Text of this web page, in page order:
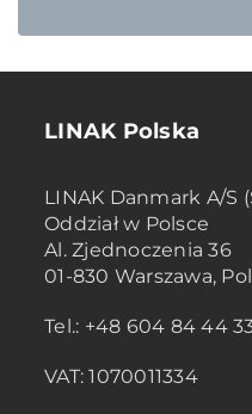
LINAK Polska
LINAK Danmark A/S
Oddział w Polsce
Al. Zjednoczenia 36
01-830 Warszawa,
Tel.: +48 604 84 44
VAT: 1070011334